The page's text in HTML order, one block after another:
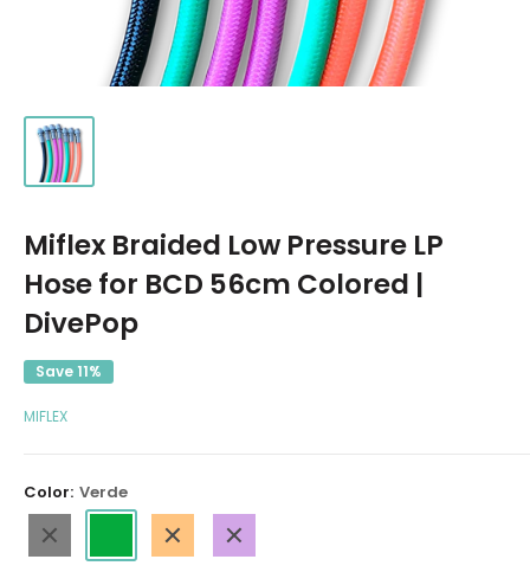
Miflex Braided Low Pressure LP
Hose for BCD 56cm Colored |
DivePop
Save 11%
MIFLEX
Color: Verde
Nero
ArancionePorpora